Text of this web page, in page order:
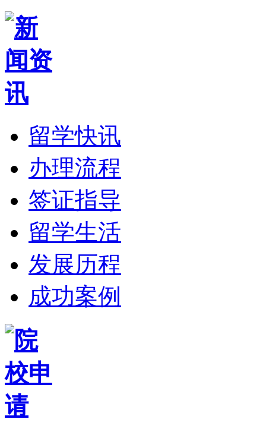
留学快讯
办理流程
签证指导
留学生活
发展历程
成功案例